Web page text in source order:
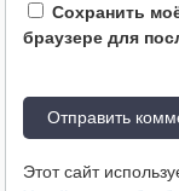
Сохранить
браузере для
Этот сайт